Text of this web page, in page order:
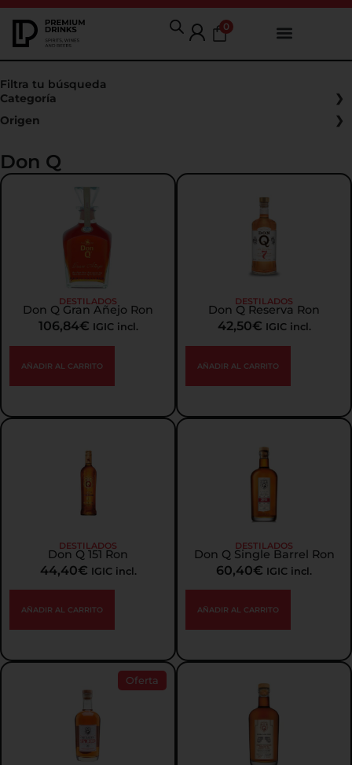
0
Filtra tu búsqueda
Categoría
Origen
Don Q
DESTILADOS
Don Q Gran Añejo Ron
106,84€ IGIC incl.
AÑADIR AL CARRITO
DESTILADOS
Don Q Reserva Ron
42,50€ IGIC incl.
AÑADIR AL CARRITO
DESTILADOS
Don Q 151 Ron
44,40€ IGIC incl.
AÑADIR AL CARRITO
DESTILADOS
Don Q Single Barrel Ron
60,40€ IGIC incl.
AÑADIR AL CARRITO
Oferta